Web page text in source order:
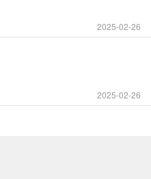
2025-02-26
2025-02-26